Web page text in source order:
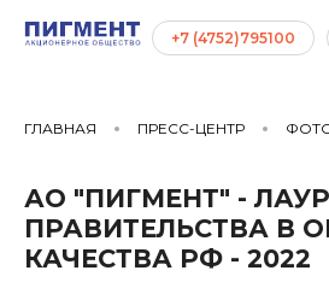
+7 (4752)795100
ГЛАВНАЯ ПРЕСС-ЦЕНТР
АО "ПИГМЕНТ" -
ПРАВИТЕЛЬСТВА В
КАЧЕСТВА РФ - 2022